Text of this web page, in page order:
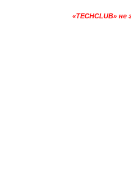
«TECHCLUB»